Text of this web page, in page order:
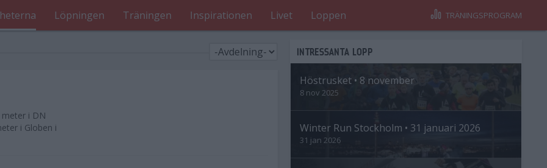
Löpningen Träningen Inspirationen Livet Loppen TRÄNINGSPROGRAM
i DN
i Globen i
INTRESSANTA LOPP
Höstrusket • 8 november
8 nov 2025
Winter Run Stockholm • 31 januari 2026
31 jan 2026